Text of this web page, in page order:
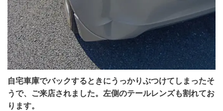
自宅車庫でバックするときにうっかりぶつけてしまったそ
うで、ご来店されました。左側のテールレンズも割れてお
ります。